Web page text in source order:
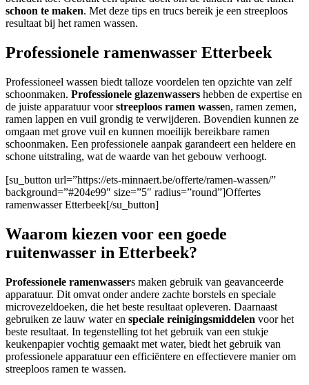
schoon te maken. Met deze tips en trucs bereik je een streeploos
resultaat bij het ramen wassen.
Professionele ramenwasser Etterbeek
Professioneel wassen biedt talloze voordelen ten opzichte van zelf
schoonmaken. Professionele glazenwassers hebben de expertise en
de juiste apparatuur voorstreeploos ramen wassen, ramen zemen,
ramen lappen en vuil grondig te verwijderen. Bovendien kunnen ze
omgaan met grove vuil en kunnen moeilijk bereikbare ramen
schoonmaken. Een professionele aanpak garandeert een heldere en
schone uitstraling, wat de waarde van het gebouw verhoogt.
[su_button url=”https://ets-minnaert.be/offerte/ramen-wassen/”
background=”#204e99″ size=”5″ radius=”round”]Offertes
ramenwasser Etterbeek[/su_button]
Waarom kiezen voor een goede
ruitenwasser in Etterbeek?
Professionele ramenwassers maken gebruik van geavanceerde
apparatuur. Dit omvat onder andere zachte borstels en speciale
microvezeldoeken, die het beste resultaat opleveren. Daarnaast
gebruiken ze lauw water en speciale reinigingsmiddelen voor het
beste resultaat. In tegenstelling tot het gebruik van een stukje
keukenpapier vochtig gemaakt met water, biedt het gebruik van
professionele apparatuur een efficiëntere en effectievere manier om
streeploos ramen te wassen.